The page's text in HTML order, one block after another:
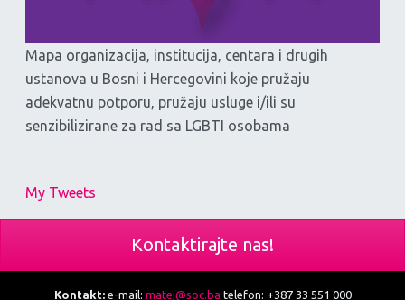
Mapa organizacija, institucija, centara i drugih
ustanova u Bosni i Hercegovini koje pružaju
adekvatnu potporu, pružaju usluge i/ili su
senzibilizirane za rad sa LGBTI osobama
My Tweets
Kontaktirajte nas!
Kontakt:e-mail: matej@soc.ba telefon: +387 33 551 000